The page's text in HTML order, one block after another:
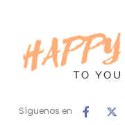
Síguenos en